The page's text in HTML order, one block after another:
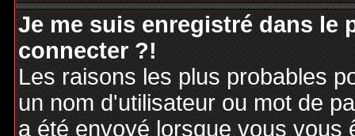
Je me suis enregistré dans le
connecter ?!
Les raisons les plus probables
un nom d'utilisateur ou mot de
a été envoyé lorsque vous vous